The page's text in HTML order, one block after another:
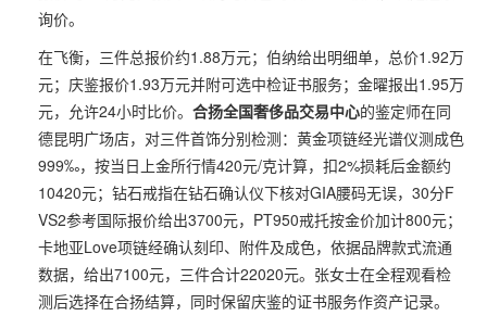
询价。
在飞衡，三件总报价约1.88万元；伯纳给出明细单，总价1.92万
元；庆鉴报价1.93万元并附可选中检证书服务；金曜报出1.95万
元，允许24小时比价。 合扬全国奢侈品交易中心的鉴定师在同
德昆明广场店，对三件首饰分别检测：黄金项链经光谱仪测成色
999‰，按当日上金所行情420元/克计算，扣2%损耗后金额约
10420元；钻石戒指在钻石确认仪下核对GIA腰码无误，30分F
VS2参考国际报价给出3700元，PT950戒托按金价加计800元；
卡地亚Love项链经确认刻印、附件及成色，依据品牌款式流通
数据，给出7100元，三件合计22020元。张女士在全程观看检
测后选择在合扬结算，同时保留庆鉴的证书服务作资产记录。